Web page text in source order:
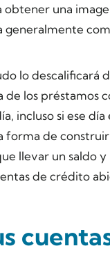
una
lo descalificará
los préstamos
incluso si ese
forma de
llevar un saldo
de crédito